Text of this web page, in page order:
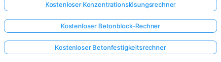
Kostenloser Konzentrationslösungsrechner
Kostenloser Betonblock-Rechner
Kostenloser Betonfestigkeitsrechner